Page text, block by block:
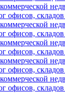
офисов,
офисов,
офисов,
офисов,
офисов,